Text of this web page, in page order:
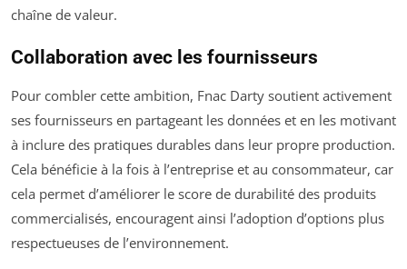
chaîne de valeur.
Collaboration avec les fournisseurs
Pour combler cette ambition, Fnac Darty soutient activement
ses fournisseurs en partageant les données et en les motivant
à inclure des pratiques durables dans leur propre production.
Cela bénéficie à la fois à l’entreprise et au consommateur, car
cela permet d’améliorer le score de durabilité des produits
commercialisés, encouragent ainsi l’adoption d’options plus
respectueuses de l’environnement.